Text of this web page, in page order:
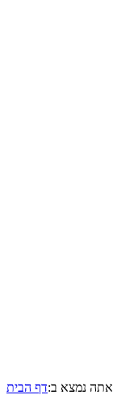
אתה נמצא ב:דף הבית